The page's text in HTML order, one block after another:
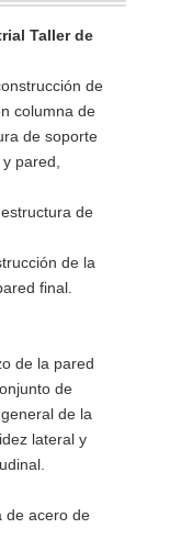
Taller de
de
columna de
de soporte
pared,
de
de la
final.
de la pared
de
de la
lateral y
de acero de